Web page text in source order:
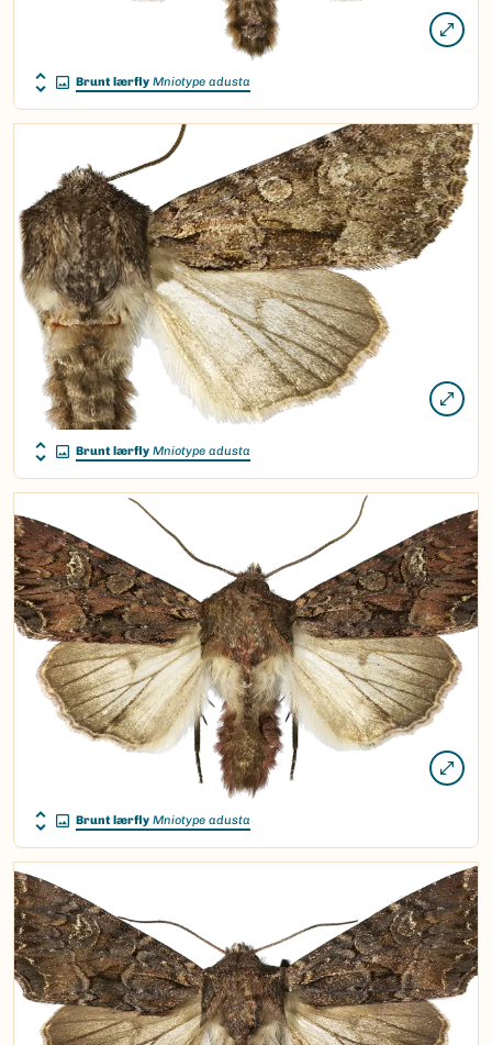
Brunt lærfly Mniotype adusta
Brunt lærfly Mniotype adusta
Brunt lærfly Mniotype adusta